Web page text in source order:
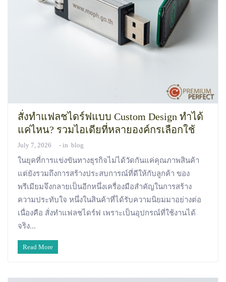
สั่งทำแฟลชไดร์ฟแบบ Custom Design ทำได้
แค่ไหน? รวมไอเดียที่หลายองค์กรเลือกใช้
July 7, 2026 in blog
ในยุคที่การแข่งขันทางธุรกิจไม่ได้วัดกันแค่คุณภาพสินค้า
แต่ยังรวมถึงการสร้างประสบการณ์ที่ดีให้กับลูกค้า ของ
พรีเมียมจึงกลายเป็นอีกหนึ่งเครื่องมือสำคัญในการสร้าง
ความประทับใจ หนึ่งในสินค้าที่ได้รับความนิยมมาอย่างต่อ
เนื่องคือ สั่งทำแฟลชไดร์ฟ เพราะเป็นอุปกรณ์ที่ใช้งานได้
จริง...
Read More